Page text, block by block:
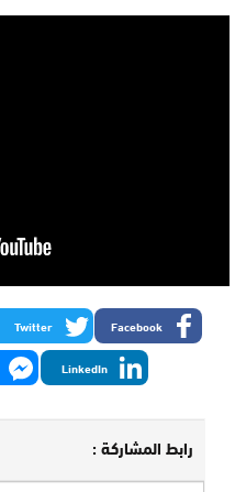
Facebook
Twitter
LinkedIn
رابط المشاركة :